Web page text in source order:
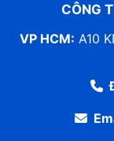
CÔNG
VP HCM: A10